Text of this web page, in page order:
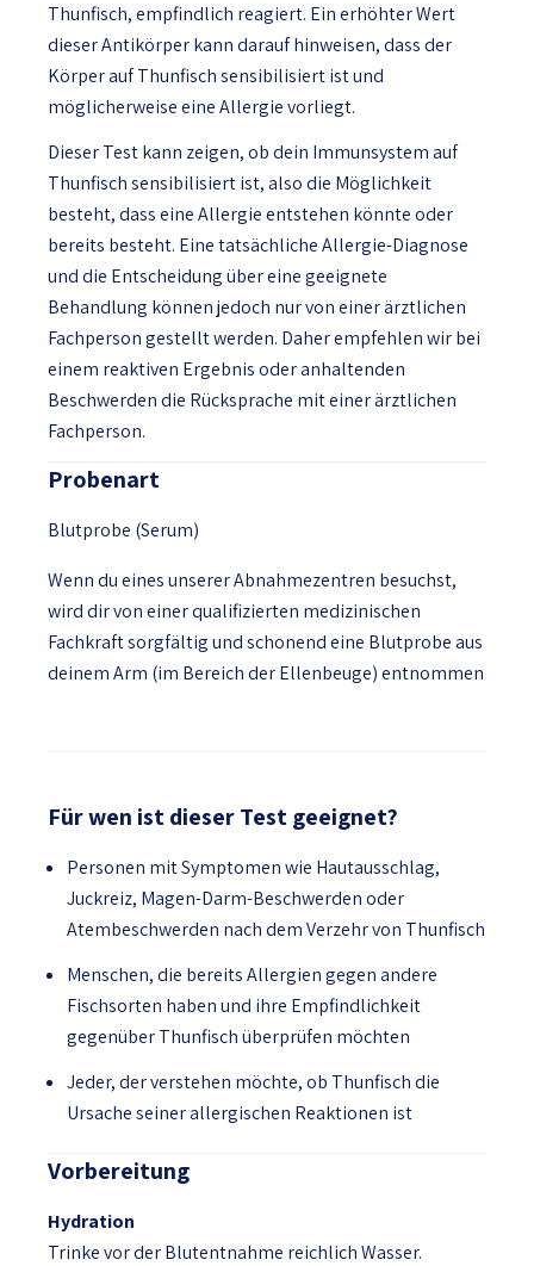
Thunfisch, empfindlich reagiert. Ein erhöhter Wert
dieser Antikörper kann darauf hinweisen, dass der
Körper auf Thunfisch sensibilisiert ist und
möglicherweise eine Allergie vorliegt.
Dieser Test kann zeigen, ob dein Immunsystem auf
Thunfisch sensibilisiert ist, also die Möglichkeit
besteht, dass eine Allergie entstehen könnte oder
bereits besteht. Eine tatsächliche Allergie-Diagnose
und die Entscheidung über eine geeignete
Behandlung können jedoch nur von einer ärztlichen
Fachperson gestellt werden. Daher empfehlen wir bei
einem reaktiven Ergebnis oder anhaltenden
Beschwerden die Rücksprache mit einer ärztlichen
Fachperson.
Probenart
Blutprobe (Serum)
Wenn du eines unserer Abnahmezentren besuchst,
wird dir von einer qualifizierten medizinischen
Fachkraft sorgfältig und schonend eine Blutprobe aus
deinem Arm (im Bereich der Ellenbeuge) entnommen
Für wen ist dieser Test geeignet?
Personen mit Symptomen wie Hautausschlag,
Juckreiz, Magen-Darm-Beschwerden oder
Atembeschwerden nach dem Verzehr von Thunfisch
Menschen, die bereits Allergien gegen andere
Fischsorten haben und ihre Empfindlichkeit
gegenüber Thunfisch überprüfen möchten
Jeder, der verstehen möchte, ob Thunfisch die
Ursache seiner allergischen Reaktionen ist
Vorbereitung
Hydration
Trinke vor der Blutentnahme reichlich Wasser.